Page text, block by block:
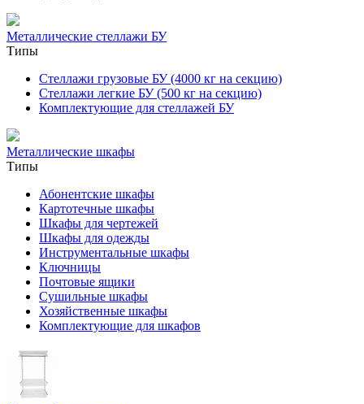
Металлические стеллажи БУ
Типы
Стеллажи грузовые БУ (4000 кг на секцию)
Стеллажи легкие БУ (500 кг на секцию)
Комплектующие для стеллажей БУ
Металлические шкафы
Типы
Абонентские шкафы
Картотечные шкафы
Шкафы для чертежей
Шкафы для одежды
Инструментальные шкафы
Ключницы
Почтовые ящики
Сушильные шкафы
Хозяйственные шкафы
Комплектующие для шкафов